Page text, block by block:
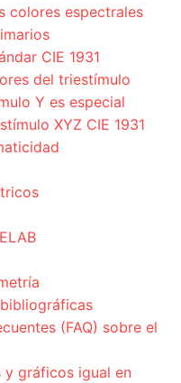
colores espectrales
CIE 1931
del triestímulo
Y es especial
XYZ CIE 1931
(FAQ) sobre el
gráficos igual en